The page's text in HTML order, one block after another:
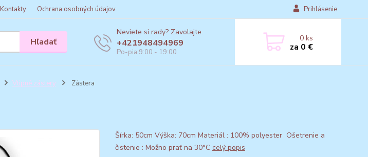
Kontakty Ochrana osobných údajov Prihlásenie
Hľadať
Neviete si rady? Zavolajte.
+421948494969
Po-pia 9:00 - 19:00
0ks
za 0 €
Vtipné zástery Zástera
Šírka: 50cm Výška: 70cm Materiál : 100% polyester Ošetrenie a
čistenie : Možno prať na 30°C celý popis